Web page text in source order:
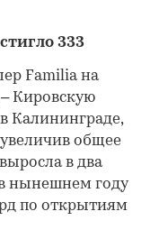
333
Familia на
Кировскую
Калининграде,
общее
в два
в нынешнем году
по открытиям